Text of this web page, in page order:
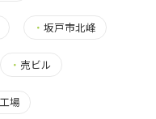
・坂戸市北峰
・ 売ビル
場